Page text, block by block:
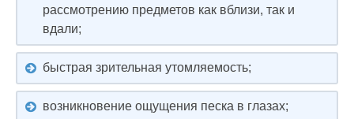
рассмотрению предметов как вблизи, так и
вдали;
быстрая зрительная утомляемость;
возникновение ощущения песка в глазах;